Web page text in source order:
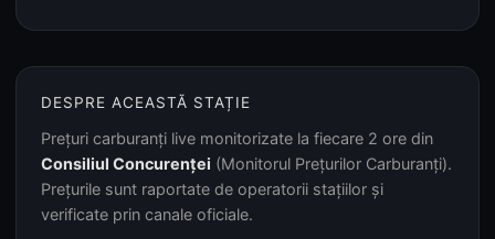
DESPRE ACEASTĂ STAȚIE
Prețuri carburanți live monitorizate la fiecare 2 ore din
Consiliul Concurenței (Monitorul Prețurilor Carburanți).
Prețurile sunt raportate de operatorii stațiilor și
verificate prin canale oficiale.